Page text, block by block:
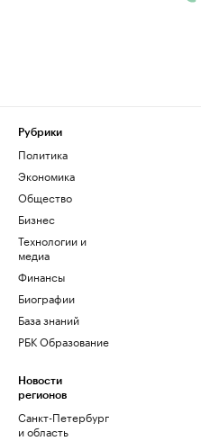
Рубрики
Политика
Экономика
Общество
Бизнес
Технологии и
медиа
Финансы
Биографии
База знаний
РБК Образование
Новости
регионов
Санкт-Петербург
и область